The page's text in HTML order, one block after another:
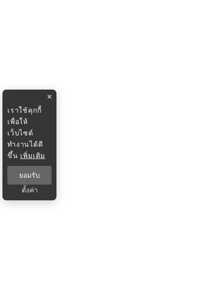
×
เราใช้คุกกี้
เพื่อให้
เว็บไซต์
ทำงานได้ดี
ขึ้น เพิ่มเติม
ยอมรับ
ตั้งค่า